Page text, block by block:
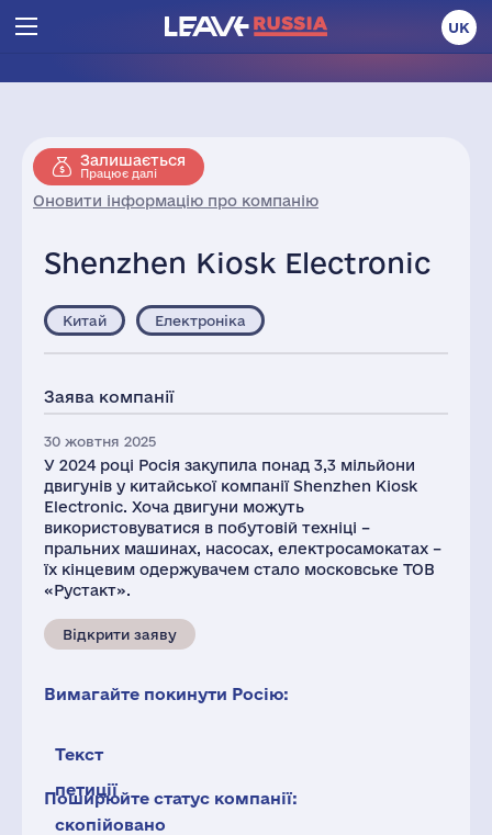
UK
Залишається
Працює далі
Оновити інформацію про компанію
Shenzhen Kiosk Electronic
Китай Електроніка
Заява компанії
30 жовтня 2025
У 2024 році Росія закупила понад 3,3 мільйони
двигунів у китайської компанії Shenzhen Kiosk
Electronic. Хоча двигуни можуть
використовуватися в побутовій техніці –
пральних машинах, насосах, електросамокатах –
їх кінцевим одержувачем стало московське ТОВ
«Рустакт».
Відкрити заяву
Вимагайте покинути Росію:
Текст
петиції
скопійовано
Поширюйте статус компанії: